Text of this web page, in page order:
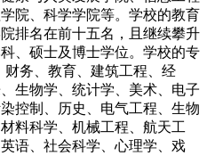
院、科学学院等。学校的教育
排名在前十五名，且继续攀升
、硕士及博士学位。学校的专
务、教育、建筑工程、经
生物学、统计学、美术、电子
控制、历史、电气工程、生物
料科学、机械工程、航天工
语、社会科学、心理学、戏